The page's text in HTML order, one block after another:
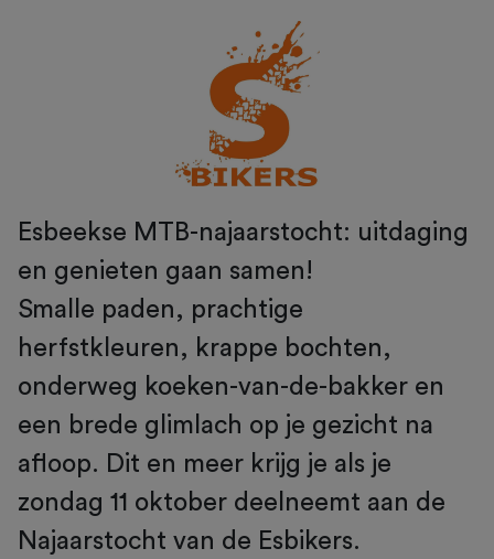
Esbeekse MTB-najaarstocht: uitdaging
en genieten gaan samen!
Smalle paden, prachtige
herfstkleuren, krappe bochten,
onderweg koeken-van-de-bakker en
een brede glimlach op je gezicht na
afloop. Dit en meer krijg je als je
zondag 11 oktober deelneemt aan de
Najaarstocht van de Esbikers.